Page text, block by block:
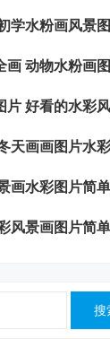
学水粉画风景
画 动物水粉画
片 好看的水彩
天画画图片水
画水彩图片简单
风景画图片简